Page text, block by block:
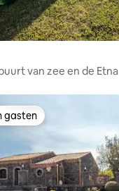
van zee en de Etna
gasten
gasten